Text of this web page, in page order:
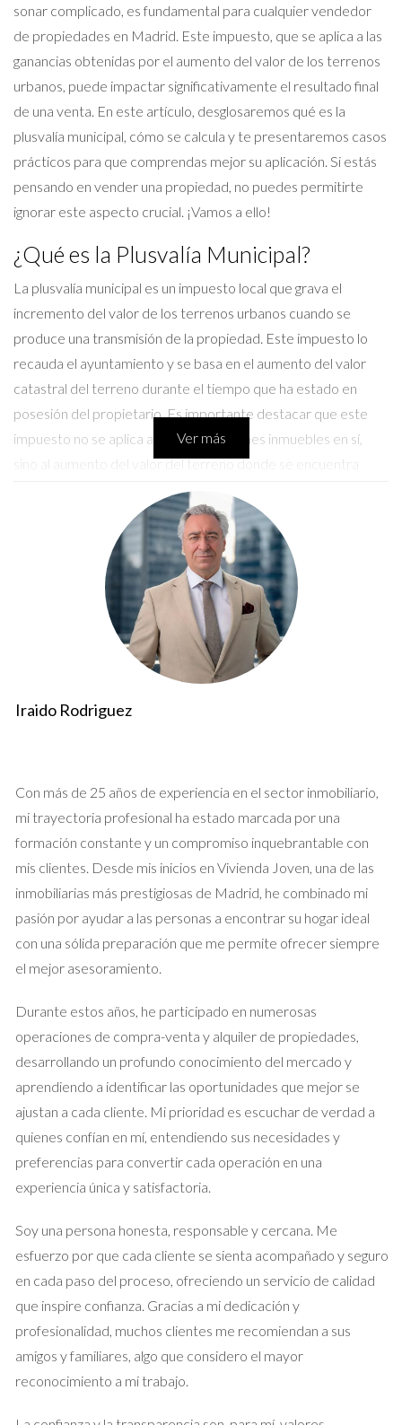
sonar complicado, es fundamental para cualquier vendedor
de propiedades en Madrid. Este impuesto, que se aplica a las
ganancias obtenidas por el aumento del valor de los terrenos
urbanos, puede impactar significativamente el resultado final
de una venta. En este artículo, desglosaremos qué es la
plusvalía municipal, cómo se calcula y te presentaremos casos
prácticos para que comprendas mejor su aplicación. Si estás
pensando en vender una propiedad, no puedes permitirte
ignorar este aspecto crucial. ¡Vamos a ello!
¿Qué es la Plusvalía Municipal?
La plusvalía municipal es un impuesto local que grava el
incremento del valor de los terrenos urbanos cuando se
produce una transmisión de la propiedad. Este impuesto lo
recauda el ayuntamiento y se basa en el aumento del valor
catastral del terreno durante el tiempo que ha estado en
posesión del propietario. Es importante destacar que este
impuesto no se aplica a la venta de bienes inmuebles en sí,
sino al aumento del valor del terreno donde se encuentra
dicho inmueble. > "Entender la plusvalía municipal es clave
para evitar sorpresas desagradables al cerrar una venta." Este
impuesto ha sido objeto de controversia y debate en los
últimos años, especialmente por su impacto en los
propietarios que han vendido sus propiedades a precios
inferiores a los de compra. Sin embargo, sigue siendo un
elemento esencial a considerar en cualquier transacción
¿Cómo se Calcula la Plusvalía
pero desglosarlo en pasos puede hacerlo más accesible. Para
calcularlo, se deben tener en cuenta varios factores:
Valor Catastral del Terreno: Este valor es determinado
por el catastro y puede ser consultado en la página web
del Ayuntamiento.
Años de Posesión: Se considera el tiempo que has sido
propietario del terreno.
Coeficientes Multiplicadores: Estos coeficientes son
establecidos por cada Ayuntamiento y varían según los
El cálculo final se realiza multiplicando el valor catastral por el
coeficiente correspondiente y por el número de años que has
poseído el terreno. Por ejemplo, si tu propiedad tiene un valor
catastral de 100.000 euros y has sido propietario durante 5
años con un coeficiente multiplicador de 0.03, la plusvalía
sería: > Valor Catastral x Coeficiente x Años = 100.000 x 0.03 x
5 = 15.000 euros. Esto significa que deberías pagar impuestos
sobre esos 15.000 euros.
Casos Prácticos
Caso 1: Venta de un Piso Heredado
Imagina que has heredado un piso en Madrid cuyo valor
catastral era de 80.000 euros hace diez años. Si decides
venderlo ahora y el valor catastral ha aumentado a 120.000
euros, tendrás que calcular la plusvalía municipal basándote en
ese incremento. Si el coeficiente para esos diez años es 0.04,
Ver más
Iraido Rodriguez
Con más de 25 años de experiencia en el sector inmobiliario,
mi trayectoria profesional ha estado marcada por una
formación constante y un compromiso inquebrantable con
mis clientes. Desde mis inicios en Vivienda Joven, una de las
inmobiliarias más prestigiosas de Madrid, he combinado mi
pasión por ayudar a las personas a encontrar su hogar ideal
con una sólida preparación que me permite ofrecer siempre
el mejor asesoramiento.
Durante estos años, he participado en numerosas
operaciones de compra-venta y alquiler de propiedades,
desarrollando un profundo conocimiento del mercado y
aprendiendo a identificar las oportunidades que mejor se
ajustan a cada cliente. Mi prioridad es escuchar de verdad a
quienes confían en mí, entendiendo sus necesidades y
preferencias para convertir cada operación en una
experiencia única y satisfactoria.
Soy una persona honesta, responsable y cercana. Me
esfuerzo por que cada cliente se sienta acompañado y seguro
en cada paso del proceso, ofreciendo un servicio de calidad
que inspire confianza. Gracias a mi dedicación y
profesionalidad, muchos clientes me recomiendan a sus
amigos y familiares, algo que considero el mayor
reconocimiento a mi trabajo.